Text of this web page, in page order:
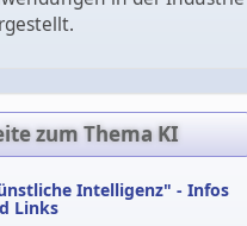
zum Thema KI
Intelligenz" - Infos
Links